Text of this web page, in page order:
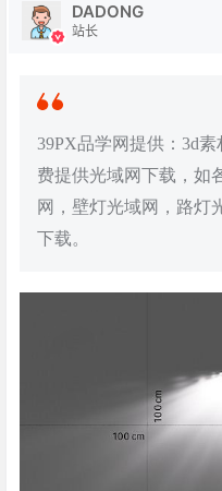
DADONG
站长
39PX品学网提供：3d
费提供光域网下载，如
网，壁灯光域网，路灯
下载。